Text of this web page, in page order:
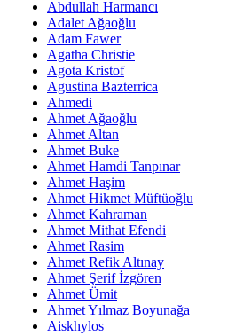
Abdullah Harmancı
Adalet Ağaoğlu
Adam Fawer
Agatha Christie
Agota Kristof
Agustina Bazterrica
Ahmedi
Ahmet Ağaoğlu
Ahmet Altan
Ahmet Buke
Ahmet Hamdi Tanpınar
Ahmet Haşim
Ahmet Hikmet Müftüoğlu
Ahmet Kahraman
Ahmet Mithat Efendi
Ahmet Rasim
Ahmet Refik Altınay
Ahmet Şerif İzgören
Ahmet Ümit
Ahmet Yılmaz Boyunağa
Aiskhylos